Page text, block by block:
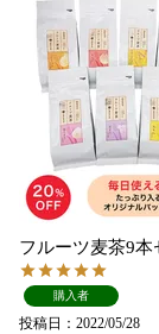
フルーツ麦茶9
購入者
投稿日 2022/05/28